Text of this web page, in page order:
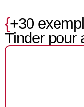
{+30
Tinder pour